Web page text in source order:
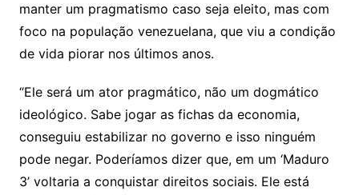
manter um pragmatismo caso seja eleito, mas com
foco na população venezuelana, que viu a condição
de vida piorar nos últimos anos.
“Ele será um ator pragmático, não um dogmático
ideológico. Sabe jogar as fichas da economia,
conseguiu estabilizar no governo e isso ninguém
pode negar. Poderíamos dizer que, em um ‘Maduro
3’ voltaria a conquistar direitos sociais. Ele está